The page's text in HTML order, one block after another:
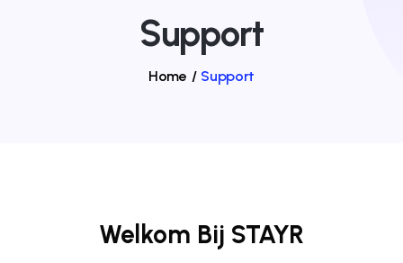
Support
Home / Support
Welkom Bij STAYR